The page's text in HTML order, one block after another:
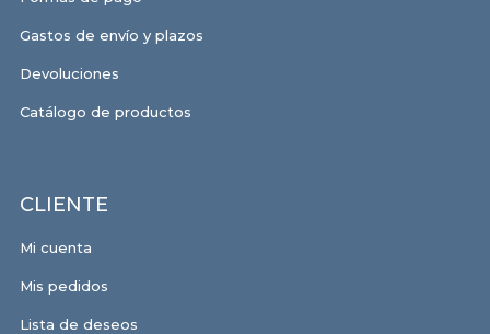
Gastos de envío y plazos
Devoluciones
Catálogo de productos
CLIENTE
Mi cuenta
Mis pedidos
Lista de deseos